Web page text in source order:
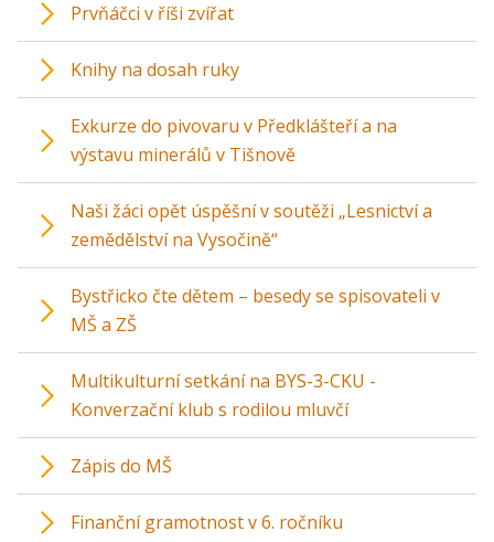
Prvňáčci v říši zvířat
Knihy na dosah ruky
Exkurze do pivovaru v Předklášteří a na
výstavu minerálů v Tišnově
Naši žáci opět úspěšní v soutěži „Lesnictví a
zemědělství na Vysočině“
Bystřicko čte dětem – besedy se spisovateli v
MŠ a ZŠ
Multikulturní setkání na BYS-3-CKU -
Konverzační klub s rodilou mluvčí
Zápis do MŠ
Finanční gramotnost v 6. ročníku